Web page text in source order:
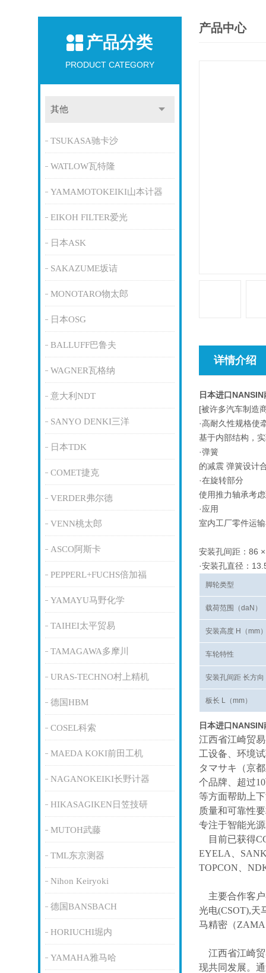
产品分类
PRODUCT CATEGORY
其他
TSUKASA驰卡沙
WATLOW瓦特隆
YAMAMOTOKEIKI山本计器
EIKOH FILTER爱光
日本ASK
SAKAZUME坂诘
MONOTARO物太郎
日本OSG
BALLUFF巴鲁夫
WAGNER瓦格纳
意大利NDT
SANYO DENKI三洋
日本TDK
COMET捷克
VERDER弗尔德
VENN桃太郎
ASCO阿斯卡
PEPPERL+FUCHS倍加福
YAMAYU马野化学
TAIHEI太平贸易
TAMAGAWA多摩川
URAS-TECHNO村上精机
德国HBM
COSEL科索
MAEDA KOKI前田工机
NAGANOKEIKI长野计器
HIKASAGIKEN日笠技研
MUTOH武藤
TML东京测器
Nihon Keiryoki
德国BANSBACH
HORIUCHI堀内
YAMAHA雅马哈
产品中心
详情介绍
日本进口
[被许多汽车制造
·高耐久性规格使
基于内部结构，
·弹簧
的减震 弹簧设计
·在旋转部分
使用推力轴承考
·应用
室内工厂零件运
安装孔间距：86
·安装孔直径：
脚轮类型
载荷范围（daN）
安装高度 H（mm
车轮特性
安装孔间距 长方
板长 L（mm）
日本进口
江西省江崎贸
工设备、环境
タマサキ（京
个品牌、超过
等方面帮助上
质量和可靠性
专注于智能光
目前已获得
EYELA、
TOPCON、
主要合作客
光电(CSOT),天
马精密（
江西省江崎
现共同发展。